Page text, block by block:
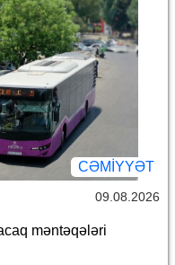
CƏMİYYƏT
09.08.2026
məntəqələri